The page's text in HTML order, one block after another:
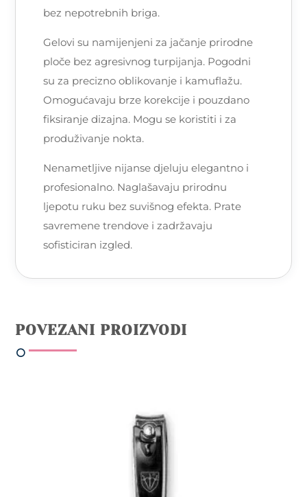
bez nepotrebnih briga.
Gelovi su namijenjeni za jačanje prirodne
ploče bez agresivnog turpijanja. Pogodni
su za precizno oblikovanje i kamuflažu.
Omogućavaju brze korekcije i pouzdano
fiksiranje dizajna. Mogu se koristiti i za
produživanje nokta.
Nenametljive nijanse djeluju elegantno i
profesionalno. Naglašavaju prirodnu
ljepotu ruku bez suvišnog efekta. Prate
savremene trendove i zadržavaju
sofisticiran izgled.
POVEZANI PROIZVODI